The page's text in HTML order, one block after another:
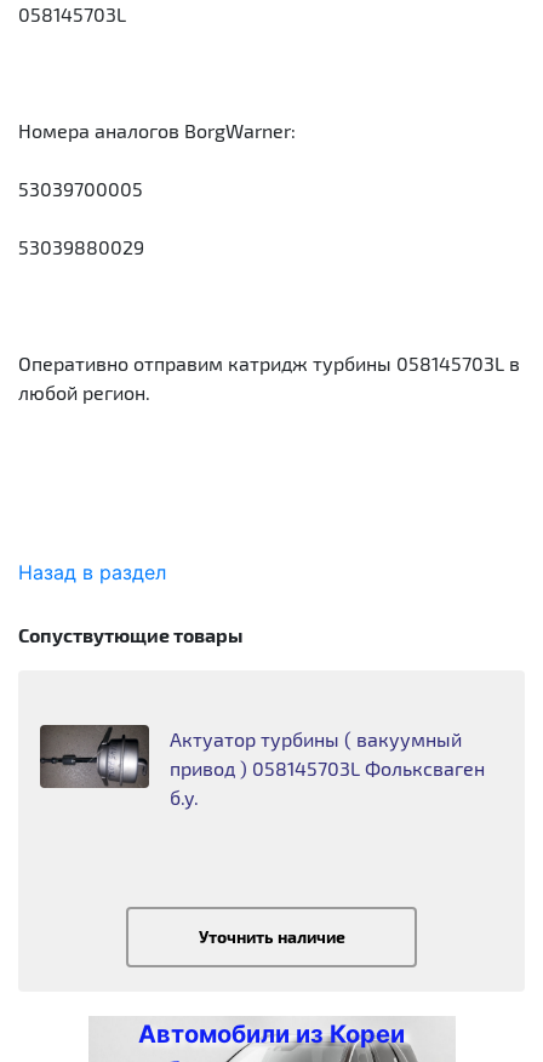
058145703L
Номера аналогов BorgWarner:
53039700005
53039880029
Оперативно отправим катридж турбины 058145703L в
любой регион.
Назад в раздел
Сопуствутющие товары
Актуатор турбины ( вакуумный
привод ) 058145703L Фольксваген
б.у.
Уточнить наличие
Автомобили из Кореи